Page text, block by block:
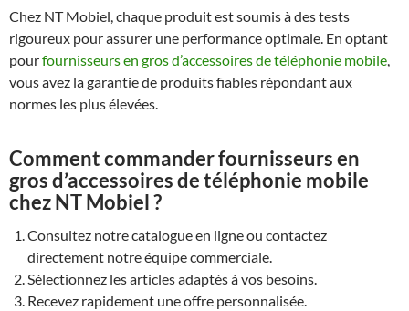
Chez NT Mobiel, chaque produit est soumis à des tests
rigoureux pour assurer une performance optimale. En optant
pourfournisseurs en gros d’accessoires de téléphonie mobile,
vous avez la garantie de produits fiables répondant aux
normes les plus élevées.
Comment commander fournisseurs en
gros d’accessoires de téléphonie mobile
chez NT Mobiel ?
Consultez notre catalogue en ligne ou contactez
directement notre équipe commerciale.
Sélectionnez les articles adaptés à vos besoins.
Recevez rapidement une offre personnalisée.